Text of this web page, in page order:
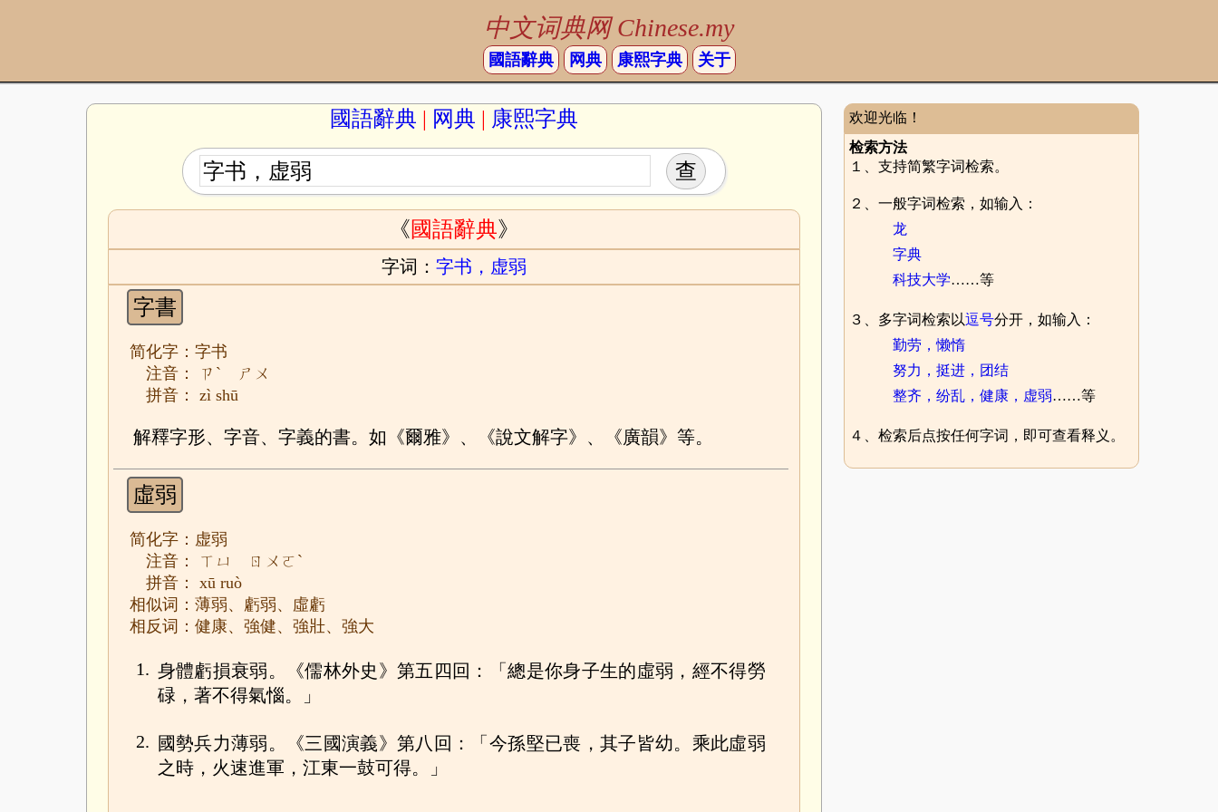
中文词典网 Chinese.my
國語辭典 网典 康熙字典 关于
國語辭典 | 网典 | 康熙字典
《國語辭典》
字词： 字书，虚弱
字書
简化字：字书
注音： ㄗˋ ㄕㄨ
拼音： zì shū
解釋字形、字音、字義的書。如《爾雅》、《說文解字》、《廣韻》等。
虛弱
简化字：虚弱
注音： ㄒㄩ ㄖㄨㄛˋ
拼音： xū ruò
相似词：薄弱、虧弱、虛虧
相反词：健康、強健、強壯、強大
1. 身體虧損衰弱。《儒林外史》第五四回：「總是你身子生的虛弱，經不得勞
碌，著不得氣惱。」
2. 國勢兵力薄弱。《三國演義》第八回：「今孫堅已喪，其子皆幼。乘此虛弱
之時，火速進軍，江東一鼓可得。」
欢迎光临！
检索方法
１、支持简繁字词检索。
２、一般字词检索，如输入：
龙
字典
科技大学……等
３、多字词检索以逗号分开，如输入：
勤劳，懒惰
努力，挺进，团结
整齐，纷乱，健康，虚弱……等
４、检索后点按任何字词，即可查看释义。